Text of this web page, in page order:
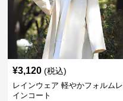
¥3,120 (税込)
レインウェア 軽やかフォルムレ
インコート